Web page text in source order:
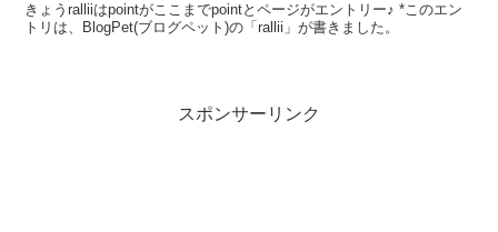
きょうralliiはpointがここまでpointとページがエントリー♪ *このエン
トリは、BlogPet(ブログペット)の「rallii」が書きました。
スポンサーリンク